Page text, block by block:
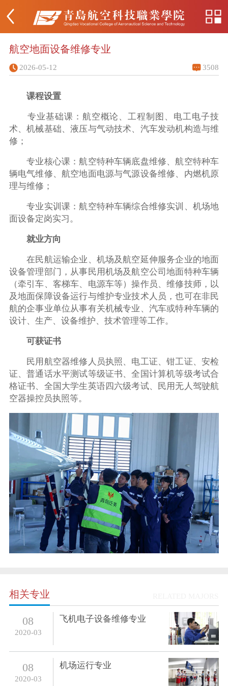
航空地面设备维修专业
2026-05-12 3508
课程设置
专业基础课：航空概论、工程制图、电工电子技
术、机械基础、液压与气动技术、汽车发动机构造与维
修；
专业核心课：航空特种车辆底盘维修、航空特种车
辆电气维修、航空地面电源与气源设备维修、内燃机原
理与维修；
专业实训课：航空特种车辆综合维修实训、机场地
面设备定岗实习。
就业方向
在民航运输企业、机场及航空延伸服务企业的地面
设备管理部门，从事民用机场及航空公司地面特种车辆
（牵引车、客梯车、电源车等）操作员、维修技师，以
及地面保障设备运行与维护专业技术人员，也可在非民
航的企事业单位从事有关机械专业、汽车或特种车辆的
设计、生产、设备维护、技术管理等工作。
可获证书
民用航空器维修人员执照、电工证、钳工证、安检
证、普通话水平测试等级证书、全国计算机等级考试合
格证书、全国大学生英语四六级考试、民用无人驾驶航
空器操控员执照等。
相关专业
08
2020-03
飞机电子设备维修专业
08
2020-03
机场运行专业